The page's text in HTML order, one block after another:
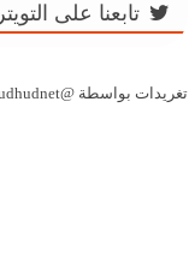
تابعنا على التويتر
تغريدات بواسطة @alhudhudnet